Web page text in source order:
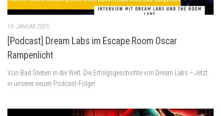
19. JANUAR 2025
[Podcast] Dream Labs im Escape Room Oscar
Rampenlicht
Von Bad Steben in die Welt: Die Erfolgsgeschichte von Dream Labs – Jetzt
in unserer neuen Podcast-Folge!